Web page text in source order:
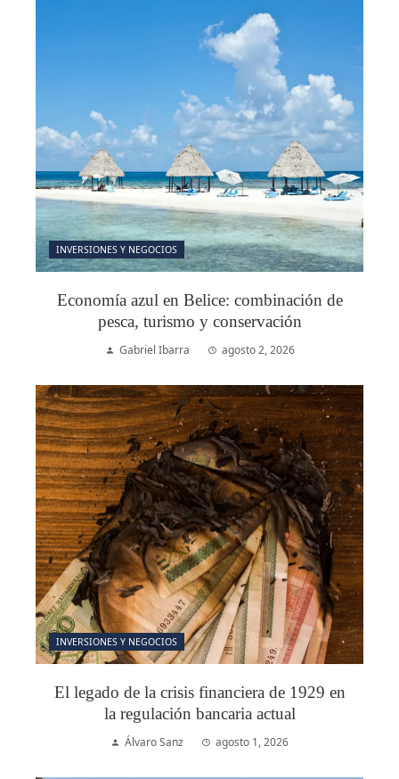
INVERSIONES Y NEGOCIOS
Economía azul en Belice: combinación de
pesca, turismo y conservación
Gabriel Ibarra agosto 2, 2026
INVERSIONES Y NEGOCIOS
El legado de la crisis financiera de 1929 en
la regulación bancaria actual
Álvaro Sanz agosto 1, 2026